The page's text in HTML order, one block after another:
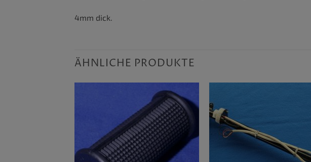
4mm dick.
ÄHNLICHE PRODUKTE